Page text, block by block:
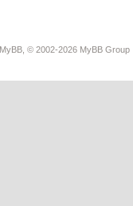
MyBB , © 2002-2026 MyBB Group